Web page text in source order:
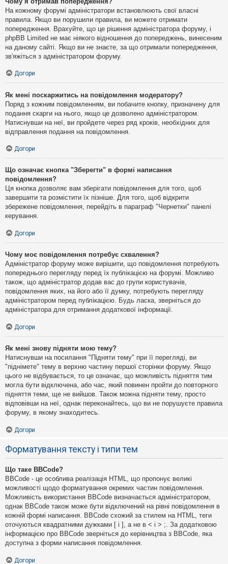
На кожному форумі адміністратори встановлюють свої власні
правила. Якщо ви порушили правила, ви можете отримати
попередження. Врахуйте, що це рішення адміністратора форуму, і
phpBB Limited не має ніякого відношення до попереджень, винесеним
на даному сайті. Якщо ви не знаєте, за що отримали попередження,
зв'яжіться з адміністратором форуму.
Догори
Як мені поскаржитись на повідомлення модератору?
Поряд з кожним повідомленням, ви побачите кнопку, призначену для
подання скарги на нього, якщо це дозволено адміністратором.
Натиснувши на неї, ви пройдете через ряд кроків, необхідних для
відправлення подання на повідомлення.
Догори
Що означає кнопка "Зберегти" в формі написання
повідомлення?
Ця кнопка дозволяє вам зберігати повідомлення для того, щоб
завершити та розмістити їх пізніше. Для того, щоб відкрити
збережене повідомлення, перейдіть в параграф "Чернетки" панелі
керування.
Догори
Чому моє повідомлення потребує схвалення?
Адміністратор форуму може вирішити, що повідомлення потребують
попереднього перегляду перед їх публікацією на форумі. Можливо
також, що адміністратор додав вас до групи користувачів,
повідомлення яких, на його або її думку, потребують перегляду
адміністратором перед публікацією. Будь ласка, зверніться до
адміністратора для отримання додаткової інформації.
Догори
Як мені знову підняти мою тему?
Натиснувши на посилання "Підняти тему" при її перегляді, ви
"піднімете" тему в верхню частину першої сторінки форуму. Якщо
цього не відбувається, то це означає, що можливість підняття тим
могла бути відключена, або час, який повинен пройти до повторного
підняття теми, ще не вийшов. Також можна підняти тему, просто
відповівши на неї, однак переконайтесь, що ви не порушуєте правила
форуму, в якому знаходитесь.
Догори
Форматування тексту і типи тем
Що таке BBCode?
BBCode - це особлива реалізація HTML, що пропонує великі
можливості щодо форматування окремих частин повідомлення.
Можливість використання BBCode визначається адміністратором,
однак BBCode також може бути відключений на рівні повідомлення в
кожній формі написання. BBCode схожий за стилем на HTML, теги
оточуються квадратними дужками [ і ], а не в < і > ;. За додатковою
інформацією про BBCode зверніться до керівництва з BBCode, яка
доступна з форми написання повідомлення.
Догори